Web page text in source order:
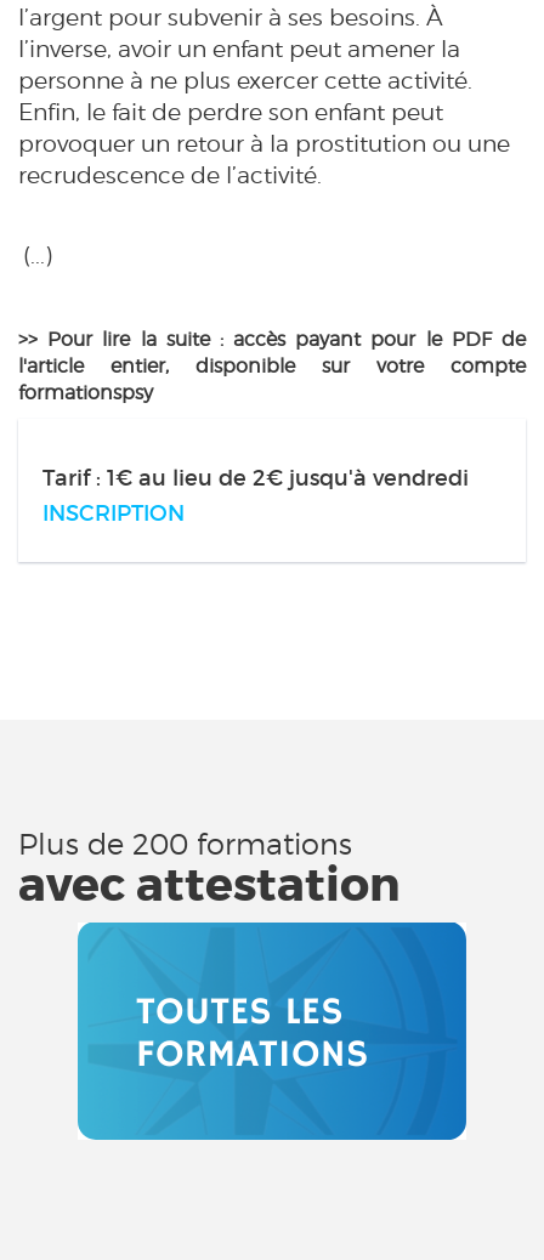
l’argent pour subvenir à ses besoins. À
l’inverse, avoir un enfant peut amener la
personne à ne plus exercer cette activité.
Enfin, le fait de perdre son enfant peut
provoquer un retour à la prostitution ou une
recrudescence de l’activité
(...)
>> Pour lire la suite : accès payant pour le PDF de
l'article entier, disponible sur votre compte
formationspsy
Tarif : 1€ au lieu de 2€ jusqu'à vendredi
INSCRIPTION
Plus de 200 formations
avec attestation